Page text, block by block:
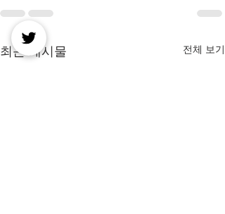
최근 게시물 전체 보기